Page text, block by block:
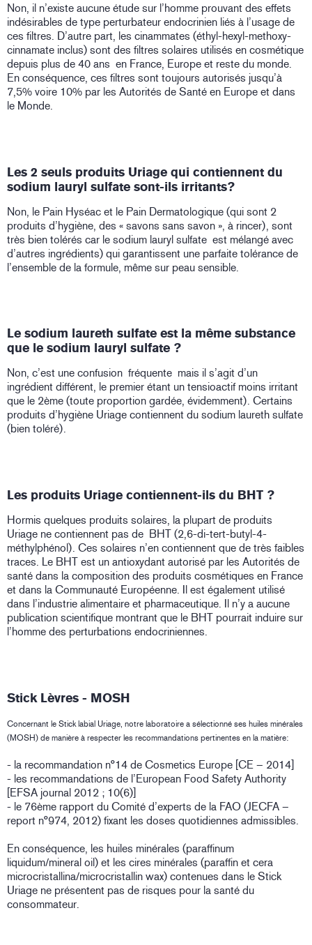
Non, il n’existe aucune étude sur l’homme prouvant des effets
indésirables de type perturbateur endocrinien liés à l’usage de
ces filtres. D’autre part, les cinammates (éthyl-hexyl-methoxy-
cinnamate inclus) sont des filtres solaires utilisés en cosmétique
depuis plus de 40 ans en France, Europe et reste du monde.
En conséquence, ces filtres sont toujours autorisés jusqu’à
7,5% voire 10% par les Autorités de Santé en Europe et dans
le Monde.
Les 2 seuls produits Uriage qui contiennent du
sodium lauryl sulfate sont-ils irritants?
Non, le Pain Hyséac et le Pain Dermatologique (qui sont 2
produits d’hygiène, des « savons sans savon », à rincer), sont
très bien tolérés car le sodium lauryl sulfate est mélangé avec
d’autres ingrédients) qui garantissent une parfaite tolérance de
l’ensemble de la formule, même sur peau sensible.
Le sodium laureth sulfate est la même substance
que le sodium lauryl sulfate ?
Non, c’est une confusion fréquente mais il s’agit d’un
ingrédient différent, le premier étant un tensioactif moins irritant
que le 2ème (toute proportion gardée, évidemment). Certains
produits d’hygiène Uriage contiennent du sodium laureth sulfate
(bien toléré).
Les produits Uriage contiennent-ils du BHT ?
Hormis quelques produits solaires, la plupart de produits
Uriage ne contiennent pas de BHT (2,6-di-tert-butyl-4-
méthylphénol). Ces solaires n’en contiennent que de très faibles
traces. Le BHT est un antioxydant autorisé par les Autorités de
santé dans la composition des produits cosmétiques en France
et dans la Communauté Européenne. Il est également utilisé
dans l’industrie alimentaire et pharmaceutique. Il n’y a aucune
publication scientifique montrant que le BHT pourrait induire sur
l’homme des perturbations endocriniennes.
Stick Lèvres - MOSH
Concernant le Stick labial Uriage, notre laboratoire a sélectionné ses huiles minérales
(MOSH) de manière à respecter les recommandations pertinentes en la matière:
- la recommandation n°14 de Cosmetics Europe [CE – 2014]
- les recommandations de l’European Food Safety Authority
[EFSA journal 2012 ; 10(6)]
- le 76ème rapport du Comité d’experts de la FAO (JECFA –
report n°974, 2012) fixant les doses quotidiennes admissibles.
En conséquence, les huiles minérales (paraffinum
liquidum/mineral oil) et les cires minérales (paraffin et cera
microcristallina/microcristallin wax) contenues dans le Stick
Uriage ne présentent pas de risques pour la santé du
consommateur.